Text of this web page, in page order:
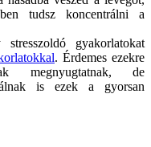
tudsz koncentrálni a
gyakorlatokat
. Érdemes ezekre
megnyugtatnak, de
is ezek a gyorsan